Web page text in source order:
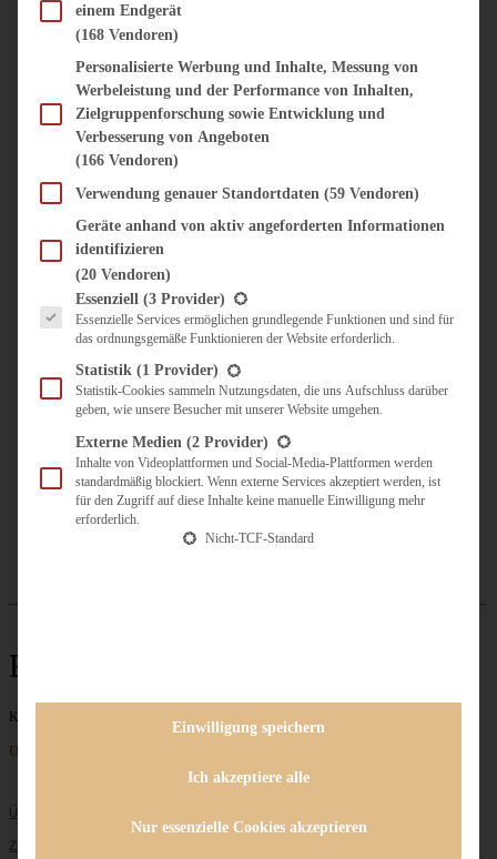
VORSPEISEN
SÜSS & HERZHAFT
BROTAUFSTRICH
DIPS, SAUCEN, CHUTNEYS
KÜCHENGESCHENKE
UNTERWEGS
KULINARISCH UNTERWEGS
ÜBER MICH
ZUSAMMENARBEIT
Röstzwiebeln
Keine Beiträge gefunden
Unternehmen
ÜBER MICH
ZUSAMMENARBEIT
einem Endgerät
(168 Vendoren)
Personalisierte Werbung und Inhalte, Messung von
Werbeleistung und der Performance von Inhalten,
Zielgruppenforschung sowie Entwicklung und
Verbesserung von Angeboten
(166 Vendoren)
Verwendung genauer Standortdaten (59 Vendoren)
Geräte anhand von aktiv angeforderten Informationen
identifizieren
(20 Vendoren)
Es folgt eine Liste der Service-Gruppen, für die eine Einwilligung erteilt werden
Essenziell (3 Provider)
Essenzielle Services ermöglichen grundlegende Funktionen und sind für
das ordnungsgemäße Funktionieren der Website erforderlich.
Statistik (1 Provider)
Statistik-Cookies sammeln Nutzungsdaten, die uns Aufschluss darüber
geben, wie unsere Besucher mit unserer Website umgehen.
Externe Medien (2 Provider)
Inhalte von Videoplattformen und Social-Media-Plattformen werden
standardmäßig blockiert. Wenn externe Services akzeptiert werden, ist
für den Zugriff auf diese Inhalte keine manuelle Einwilligung mehr
erforderlich.
Nicht-TCF-Standard
Einwilligung speichern
Ich akzeptiere alle
Nur essenzielle Cookies akzeptieren